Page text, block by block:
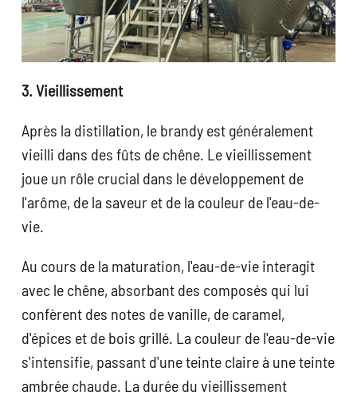
3. Vieillissement
Après la distillation, le brandy est généralement
vieilli dans des fûts de chêne. Le vieillissement
joue un rôle crucial dans le développement de
l'arôme, de la saveur et de la couleur de l'eau-de-
vie.
Au cours de la maturation, l'eau-de-vie interagit
avec le chêne, absorbant des composés qui lui
confèrent des notes de vanille, de caramel,
d'épices et de bois grillé. La couleur de l'eau-de-vie
s'intensifie, passant d'une teinte claire à une teinte
ambrée chaude. La durée du vieillissement